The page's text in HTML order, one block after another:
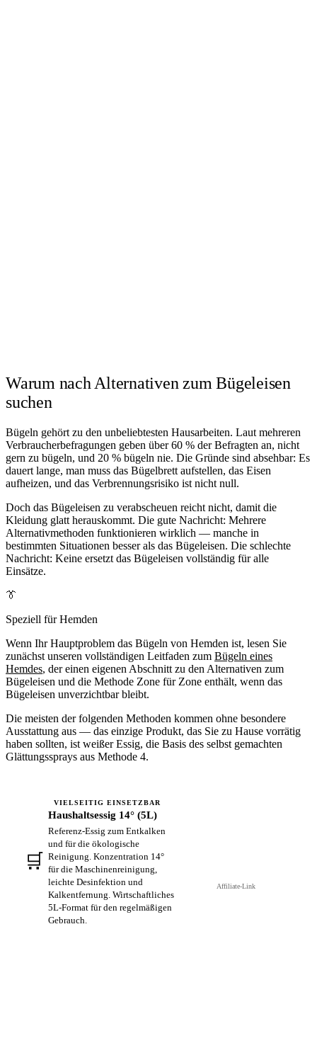
Warum nach Alternativen zum Bügeleisen
suchen
Bügeln gehört zu den unbeliebtesten Hausarbeiten. Laut mehreren
Verbraucherbefragungen geben über 60 % der Befragten an, nicht
gern zu bügeln, und 20 % bügeln nie. Die Gründe sind absehbar: Es
dauert lange, man muss das Bügelbrett aufstellen, das Eisen
aufheizen, und das Verbrennungsrisiko ist nicht null.
Doch das Bügeleisen zu verabscheuen reicht nicht, damit die
Kleidung glatt herauskommt. Die gute Nachricht: Mehrere
Alternativmethoden funktionieren wirklich — manche in
bestimmten Situationen besser als das Bügeleisen. Die schlechte
Nachricht: Keine ersetzt das Bügeleisen vollständig für alle
Einsätze.
👔
Speziell für Hemden
Wenn Ihr Hauptproblem das Bügeln von Hemden ist, lesen Sie
zunächst unseren vollständigen Leitfaden zum Bügeln eines
Hemdes, der einen eigenen Abschnitt zu den Alternativen zum
Bügeleisen und die Methode Zone für Zone enthält, wenn das
Bügeleisen unverzichtbar bleibt.
Die meisten der folgenden Methoden kommen ohne besondere
Ausstattung aus — das einzige Produkt, das Sie zu Hause vorrätig
haben sollten, ist weißer Essig, die Basis des selbst gemachten
Glättungssprays aus Methode 4.
🛒
VIELSEITIG EINSETZBAR
Haushaltsessig 14° (5L)
Referenz-Essig zum Entkalken
und für die ökologische
Reinigung. Konzentration 14°
für die Maschinenreinigung,
leichte Desinfektion und
Kalkentfernung. Wirtschaftliches
5L-Format für den regelmäßigen
Gebrauch.
Affiliate-Link